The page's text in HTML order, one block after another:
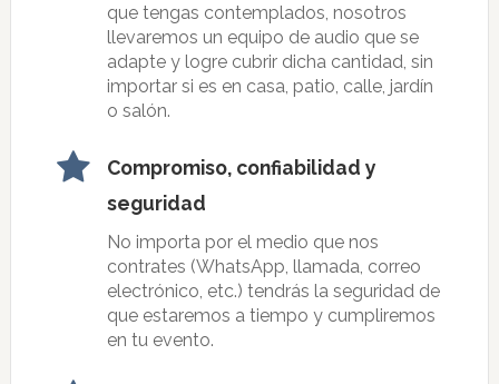
que tengas contemplados, nosotros
llevaremos un equipo de audio que se
adapte y logre cubrir dicha cantidad, sin
importar si es en casa, patio, calle, jardín
o salón.
Compromiso, confiabilidad y
seguridad
No importa por el medio que nos
contrates (WhatsApp, llamada, correo
electrónico, etc.) tendrás la seguridad de
que estaremos a tiempo y cumpliremos
en tu evento.